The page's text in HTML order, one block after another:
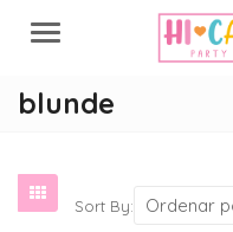
Menu
blunde
Sort By: